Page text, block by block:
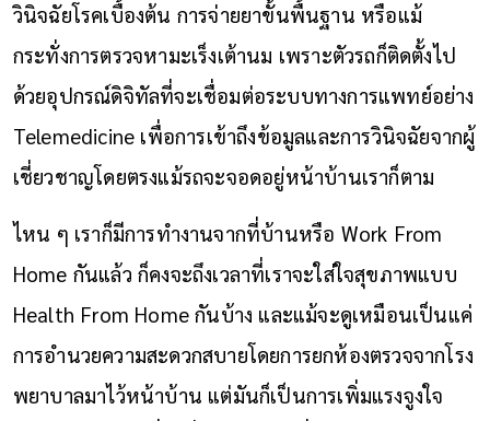
วินิจฉัยโรคเบื้องต้น การจ่ายยาขั้นพื้นฐาน หรือแม้
กระทั่งการตรวจหามะเร็งเต้านม เพราะตัวรถก็ติดตั้งไป
ด้วยอุปกรณ์ดิจิทัลที่จะเชื่อมต่อระบบทางการแพทย์อย่าง
Telemedicine เพื่อการเข้าถึงข้อมูลและการวินิจฉัยจากผู้
เชี่ยวชาญโดยตรงแม้รถจะจอดอยู่หน้าบ้านเราก็ตาม
ไหน ๆ เราก็มีการทำงานจากที่บ้านหรือ Work From
Home กันแล้ว ก็คงจะถึงเวลาที่เราจะใส่ใจสุขภาพแบบ
Health From Home กันบ้าง และแม้จะดูเหมือนเป็นแค่
การอำนวยความสะดวกสบายโดยการยกห้องตรวจจากโรง
พยาบาลมาไว้หน้าบ้าน แต่มันก็เป็นการเพิ่มแรงจูงใจ